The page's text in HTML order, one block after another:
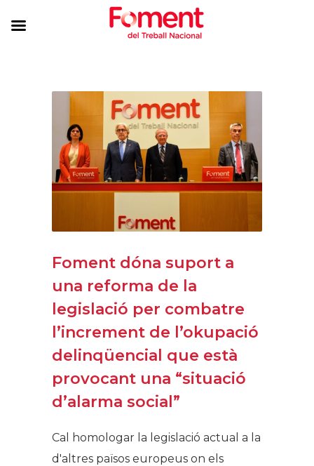
Foment dóna suport a
una reforma de la
legislació per combatre
l’increment de l’okupació
delinqüencial que està
provocant una “situació
d’alarma social”
Cal homologar la legislació actual a la
d'altres països europeus on els